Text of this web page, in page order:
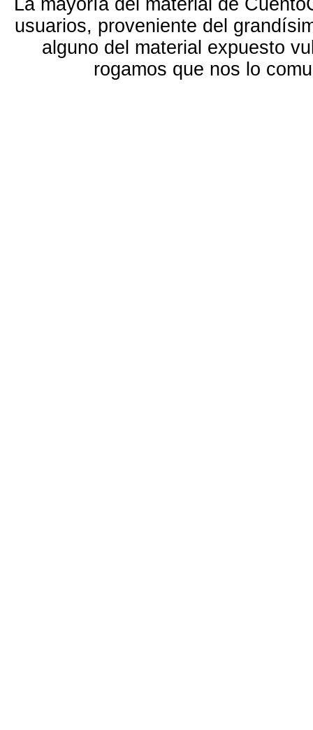
La mayoría del material de
usuarios, proveniente del
alguno del material expuesto
rogamos que nos lo